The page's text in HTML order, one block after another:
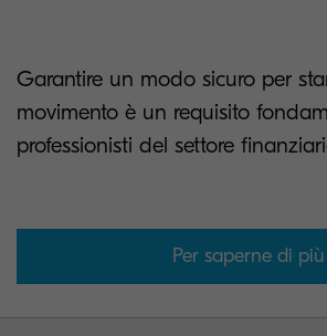
Garantire un modo sicuro per
movimento è un requisito
professionisti del settore
Per saperne di più